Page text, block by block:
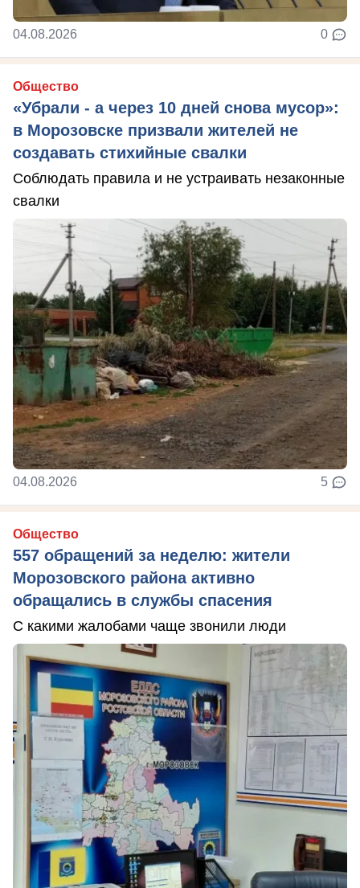
04.08.2026 0
Общество
«Убрали - а через 10 дней снова мусор»:
в Морозовске призвали жителей не
создавать стихийные свалки
Соблюдать правила и не устраивать незаконные
свалки
04.08.2026 5
Общество
557 обращений за неделю: жители
Морозовского района активно
обращались в службы спасения
С какими жалобами чаще звонили люди